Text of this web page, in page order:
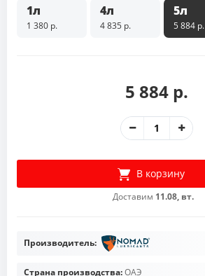
1л
1 380 р.
4л
4 835 р.
5л
5 884 р.
5 884 р.
В корзину
Доставим 11.08, вт.
Производитель:
Страна производства:ОАЭ